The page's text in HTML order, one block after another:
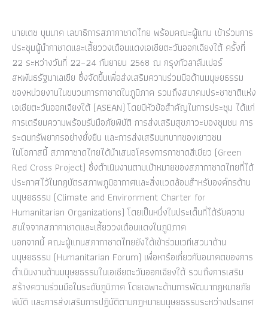
นายเตช บุนนาค เลขาธิการสภากาชาดไทย พร้อมคณะผู้แทน เข้าร่วมการ
ประชุมผู้นำกาชาดและเสี้ยววงเดือนแดงเอเชียตะวันออกเฉียงใต้ ครั้งที่
22 ระหว่างวันที่ 22–24 กันยายน 2568 ณ กรุงกัวลาลัมเปอร์
สหพันธรัฐมาเลเซีย ซึ่งจัดขึ้นเพื่อส่งเสริมความร่วมมือด้านมนุษยธรรม
ของหน่วยงานในขบวนการกาชาดในภูมิภาค รวมถึงสมาคมประชาชาติแห่ง
เอเชียตะวันออกเฉียงใต้ (ASEAN) โดยมีหัวข้อสำคัญในการประชุม ได้แก่
การเตรียมความพร้อมรับมือภัยพิบัติ การส่งเสริมสุขภาวะของชุมชน การ
ระดมทรัพยากรอย่างยั่งยืน และการส่งเสริมบทบาทของเยาวชน
ในโอกาสนี้ สภากาชาดไทยได้นำเสนอโครงการกาชาดสีเขียว (Green
Red Cross Project) ซึ่งดำเนินงานตามเป้าหมายของสภากาชาดไทยที่ได้
ประกาศไว้ในกฎบัตรสภาพภูมิอากาศและสิ่งแวดล้อมสำหรับองค์กรด้าน
มนุษยธรรม (Climate and Environment Charter for
Humanitarian Organizations) โดยเป็นหนึ่งในประเด็นที่ได้รับความ
สนใจจากสภากาชาดและเสี้ยววงเดือนแดงในภูมิภาค
นอกจากนี้ คณะผู้แทนสภากาชาดไทยยังได้เข้าร่วมเวทีเสวนาด้าน
มนุษยธรรม (Humanitarian Forum) เพื่อหารือเกี่ยวกับอนาคตของการ
ดำเนินงานด้านมนุษยธรรมในเอเชียตะวันออกเฉียงใต้ รวมถึงการเสริม
สร้างความร่วมมือในระดับภูมิภาค โดยเฉพาะด้านการพัฒนากฎหมายภัย
พิบัติ และการส่งเสริมการปฏิบัติตามกฎหมายมนุษยธรรมระหว่างประเทศ